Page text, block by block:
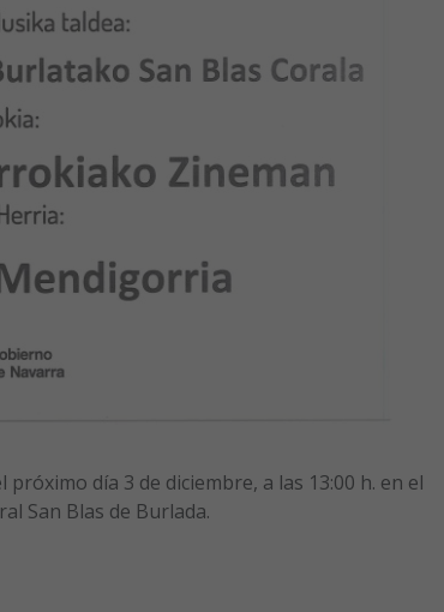
día 3 de diciembre, a las 13:00 h. en el
San Blas de Burlada.